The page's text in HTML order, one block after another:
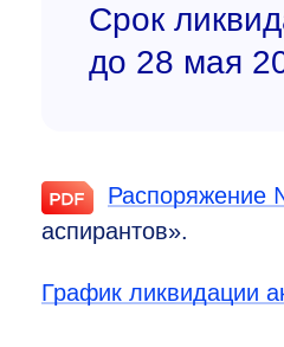
Срок
до 28 мая
Распоряжение
аспирантов».
График ликвидации